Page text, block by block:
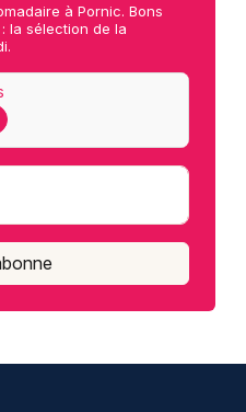
à Pornic. Bons
la sélection de la